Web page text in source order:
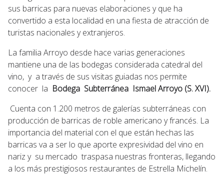
sus barricas para nuevas elaboraciones y que ha
convertido a esta localidad en una fiesta de atracción de
turistas nacionales y extranjeros.
La familia Arroyo desde hace varias generaciones
mantiene una de las bodegas considerada catedral del
vino, y a través de sus visitas guiadas nos permite
conocer la Bodega Subterránea Ismael Arroyo (S. XVI).
Cuenta con 1.200 metros de galerías subterráneas con
producción de barricas de roble americano y francés. La
importancia del material con el que están hechas las
barricas va a ser lo que aporte expresividad del vino en
nariz y su mercado traspasa nuestras fronteras, llegando
a los más prestigiosos restaurantes de Estrella Michelín.